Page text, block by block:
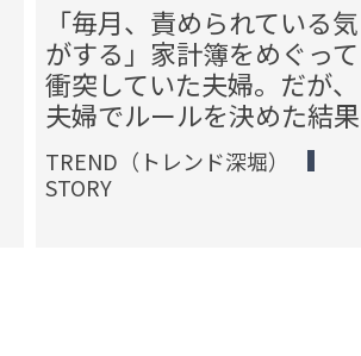
「毎月、責められている気
がする」家計簿をめぐって
衝突していた夫婦。だが、
夫婦でルールを決めた結果
TREND（トレンド深堀）
STORY